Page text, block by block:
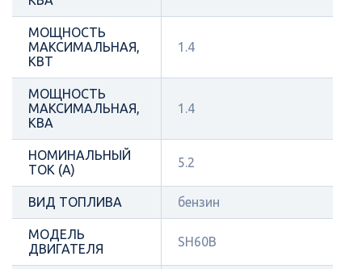
МОЩНОСТЬ
МАКСИМАЛЬНАЯ,
КВТ
1.4
МОЩНОСТЬ
МАКСИМАЛЬНАЯ,
КВА
1.4
НОМИНАЛЬНЫЙ
ТОК (А)
5.2
ВИД ТОПЛИВА бензин
МОДЕЛЬ
ДВИГАТЕЛЯ
SH60B